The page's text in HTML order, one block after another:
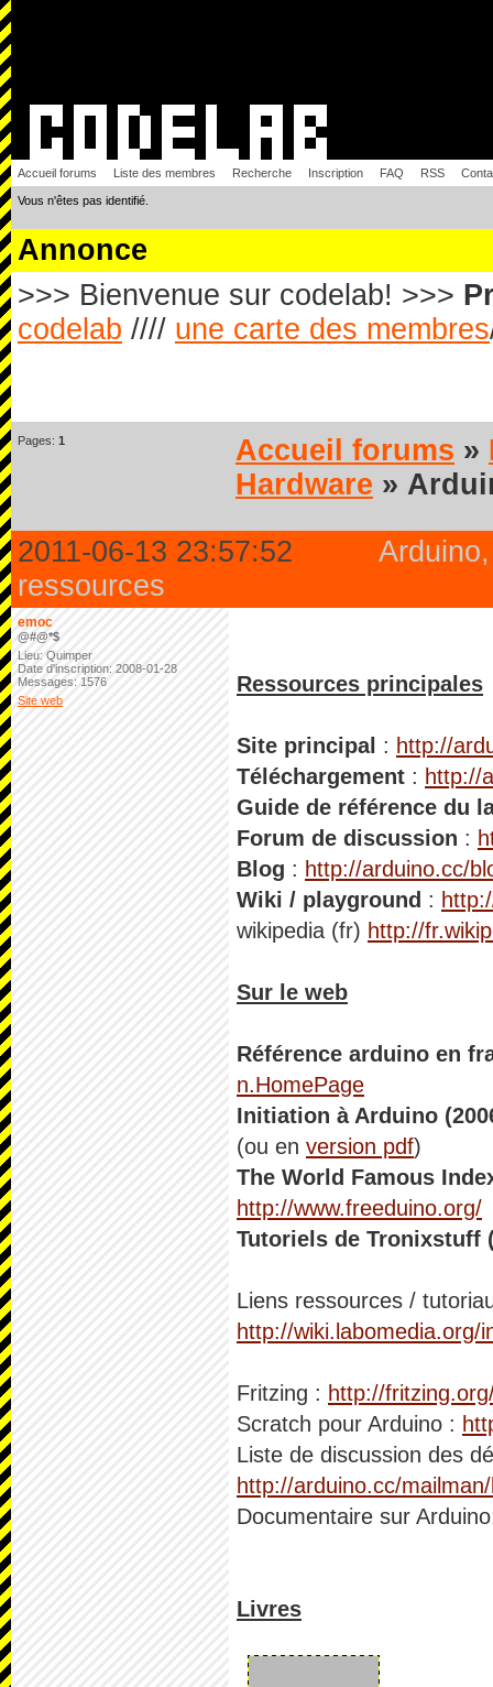
Accueil forums Liste des membres Recherche Inscription FAQ RSS
Vous n'êtes pas identifié.
Annonce
>>> Bienvenue sur codelab! >>>
codelab //// une carte des membres
Pages: 1 Accueil forums »
Hardware »
2011-06-13 23:57:52
Arduino,
ressources
emoc
@#@*$
Lieu: Quimper
Date d'inscription: 2008-01-28
Messages: 1576
Site web
Ressources principales
Site principal : http://
Téléchargement : http://
Guide de référence du
Forum de discussion :
Blog : http://arduino.cc/
Wiki / playground :
wikipedia (fr) http://
Sur le web
Référence arduino en
n.HomePage
Initiation à Arduino
(ou en version pdf)
The World Famous
http://www.freeduino.org/
Tutoriels de Tronixstuff
Liens ressources /
http://
Fritzing : http://
Scratch pour Arduino :
Liste de discussion des
http://arduino.cc/
Documentaire sur
Livres